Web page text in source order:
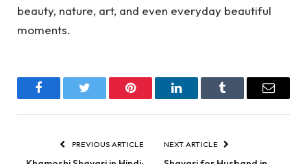
beauty, nature, art, and even everyday beautiful
moments.
FacebookTwitter Pinterest LinkedInTumblr Email
PREVIOUS ARTICLE NEXT ARTICLE